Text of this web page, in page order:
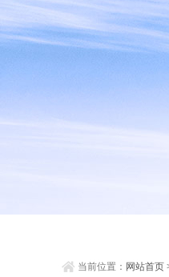
当前位置： 网站首页